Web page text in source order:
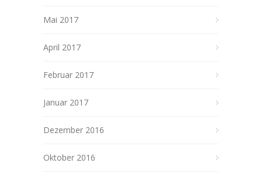
Mai 2017
April 2017
Februar 2017
Januar 2017
Dezember 2016
Oktober 2016